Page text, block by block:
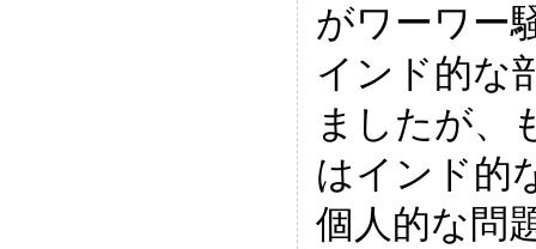
がワーワー
インド的な
ましたが、
はインド的
個人的な問